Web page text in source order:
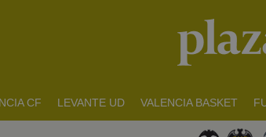
CF LEVANTE UD VALENCIA BASKET